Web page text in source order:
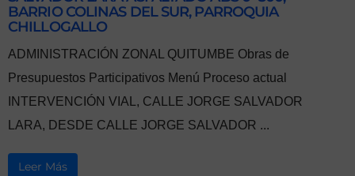
BARRIO COLINAS DEL SUR, PARROQUIA
CHILLOGALLO
ADMINISTRACIÓN ZONAL QUITUMBE Obras de
Presupuestos Participativos Menú Proceso actual
INTERVENCIÓN VIAL, CALLE JORGE SALVADOR
LARA, DESDE CALLE JORGE SALVADOR ...
Leer Más